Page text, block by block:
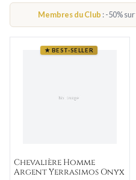
Membres du Club : -50%
★ BEST-SELLER
Chevalière Homme
Argent Yerrasimos Onyx